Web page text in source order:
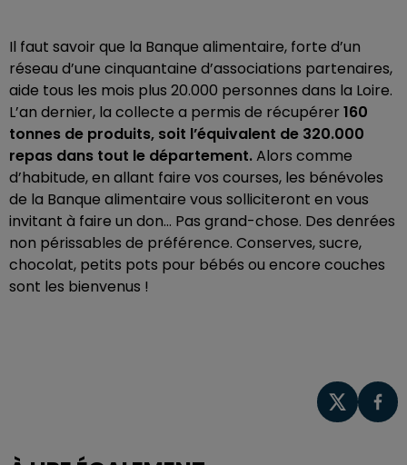
Il faut savoir que la Banque alimentaire, forte d’un
réseau d’une cinquantaine d’associations partenaires,
aide tous les mois plus 20.000 personnes dans la Loire.
L’an dernier, la collecte a permis de récupérer 160
tonnes de produits, soit l’équivalent de 320.000
repas dans tout le département.Alors comme
d’habitude, en allant faire vos courses, les bénévoles
de la Banque alimentaire vous solliciteront en vous
invitant à faire un don... Pas grand-chose. Des denrées
non périssables de préférence. Conserves, sucre,
chocolat, petits pots pour bébés ou encore couches
sont les bienvenus !